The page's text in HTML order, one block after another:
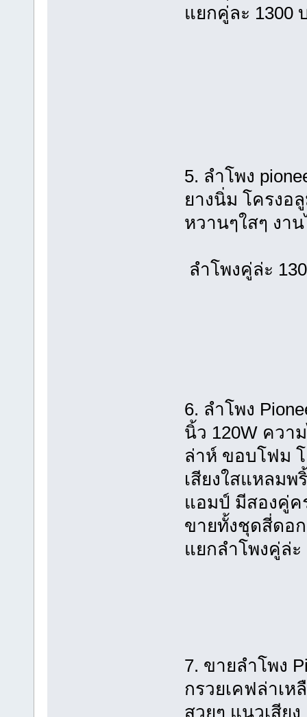
แยกคู่ละ 1300
5. ลำโพง
ยางนิ่ม โครงอ
หวานๆใสๆ งา
ลำโพงคู่ล่ะ
6. ลำโพง
นิ้ว 120W ควา
ล่าห์ ขอบโฟม
เสียงใสแหลมพ
แอมป์ มีสองคู่
ขายทั้งชุดสี่ดอ
แยกลำโพงคู่ล่ะ
7. ขายลำโพง
กรวยเคฟล่าเห
สวยๆ แนวเสีย